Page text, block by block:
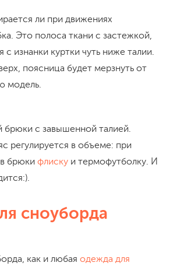
ли при движениях
Это полоса ткани с застежкой,
с изнанки куртки чуть ниже талии.
поясница будет мерзнуть от
модель.
брюки с завышенной талией.
регулируется в объеме: при
брюки флиску и термофутболку. И
сноуборда
как и любая одежда для